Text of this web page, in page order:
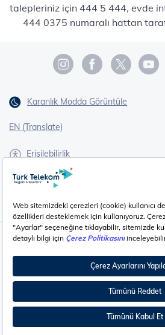
talepleriniz için 444 5 444, evde
444 0375 numaralı hattan
Karanlık Modda Görüntüle
EN (Translate)
Erişilebilirlik
İşaret Dili Çevirisi
Çerez Ayarları